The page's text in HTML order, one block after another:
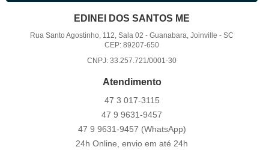
EDINEI DOS SANTOS ME
Rua Santo Agostinho, 112, Sala 02 -Guanabara, Joinville -SC
CEP: 89207-650
CNPJ: 33.257.721/0001-30
Atendimento
47 3 017-3115
47 9 9631-9457
47 9 9631-9457 (WhatsApp)
24h Online, envio em até 24h